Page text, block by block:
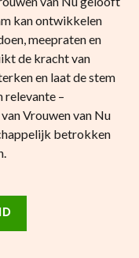
kan ontwikkelen
meepraten en
de kracht van
en laat de stem
relevante –
Vrouwen van Nu
betrokken